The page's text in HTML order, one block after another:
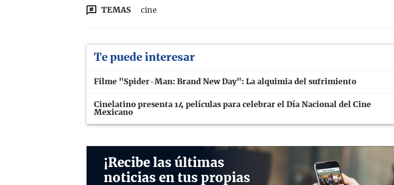
TEMAS cine
Te puede interesar
Filme "Spider-Man: Brand New Day": La alquimia del sufrimiento
Cinelatino presenta 14 películas para celebrar el Día Nacional del Cine
Mexicano
¡Recibe las últimas
noticias en tus propias